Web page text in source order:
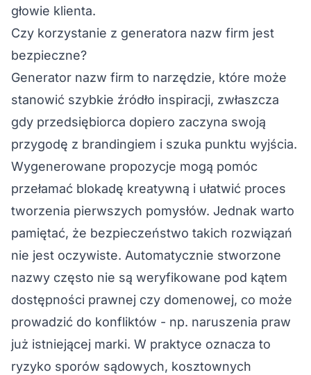
głowie klienta.
Czy korzystanie z generatora nazw firm jest
bezpieczne?
Generator nazw firm to narzędzie, które może
stanowić szybkie źródło inspiracji, zwłaszcza
gdy przedsiębiorca dopiero zaczyna swoją
przygodę z brandingiem i szuka punktu wyjścia.
Wygenerowane propozycje mogą pomóc
przełamać blokadę kreatywną i ułatwić proces
tworzenia pierwszych pomysłów. Jednak warto
pamiętać, że bezpieczeństwo takich rozwiązań
nie jest oczywiste. Automatycznie stworzone
nazwy często nie są weryfikowane pod kątem
dostępności prawnej czy domenowej, co może
prowadzić do konfliktów - np. naruszenia praw
już istniejącej marki. W praktyce oznacza to
ryzyko sporów sądowych, kosztownych